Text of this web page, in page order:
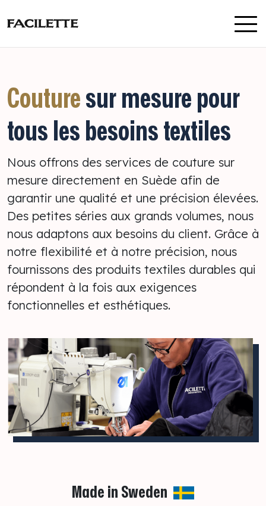
Couture sur mesure pour
tous les besoins textiles
Nous offrons des services de couture sur
mesure directement en Suède afin de
garantir une qualité et une précision élevées.
Des petites séries aux grands volumes, nous
nous adaptons aux besoins du client. Grâce à
notre flexibilité et à notre précision, nous
fournissons des produits textiles durables qui
répondent à la fois aux exigences
fonctionnelles et esthétiques.
Made in Sweden